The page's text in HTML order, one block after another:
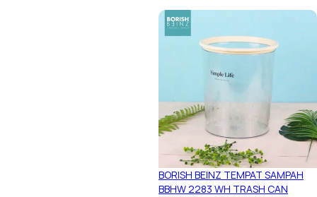
BORISH BEINZ TEMPAT SAMPAH
BBHW 2283 WH TRASH CAN